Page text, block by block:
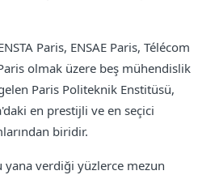
Paris, ENSAE Paris, Télécom
olmak üzere beş mühendislik
Paris Politeknik Enstitüsü,
en prestijli ve en seçici
biridir.
verdiği yüzlerce mezun